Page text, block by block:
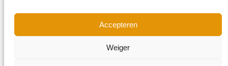
Accepteren
Weiger
ann@praktijkannders.be